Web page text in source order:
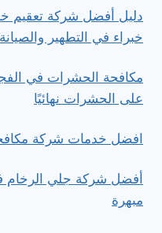
دليل أفضل شركة تعقيم
خبراء في التطهير والصيانة
مكافحة الحشرات في
على الحشرات نهائيًا
افضل خدمات شركة
أفضل شركة جلي الرخام
مبهرة